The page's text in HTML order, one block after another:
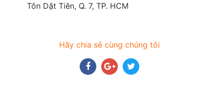
Tôn Dật Tiên, Q. 7, TP. HCM
Hãy chia sẻ cùng chúng tôi